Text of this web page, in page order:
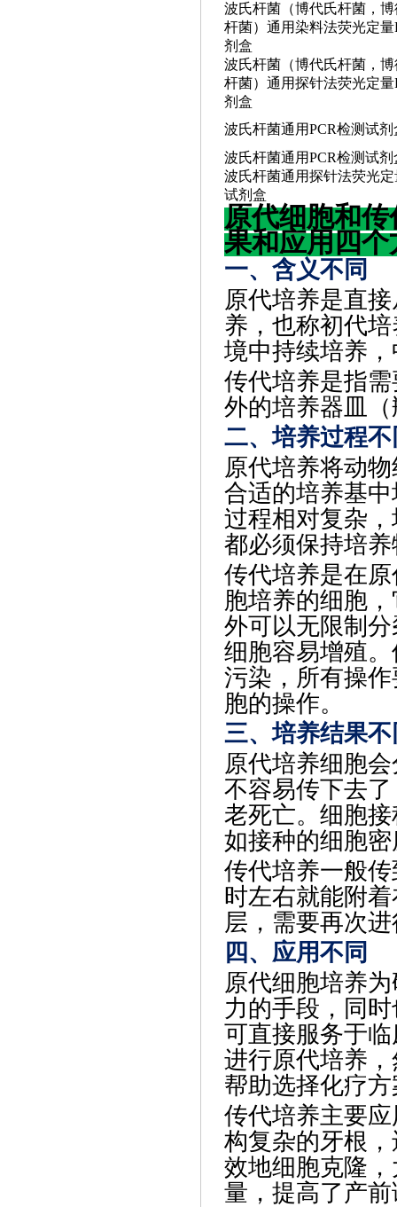
波氏杆菌（博代氏杆菌，
杆菌）通用染料法荧光定量
剂盒
波氏杆菌（博代氏杆菌，
杆菌）通用探针法荧光定量
剂盒
波氏杆菌通用PCR检测试剂
波氏杆菌通用PCR检测试
波氏杆菌通用探针法荧光定
试剂盒
原代细胞和
果和应用四
一、含义不同
原代培养是直
养，也称初代
境中持续培养
传代培养是指
外的培养器皿
二、培养过程不
原代培养将动
合适的培养基
过程相对复杂
都必须保持培
传代培养是在
胞培养的细胞
外可以无限制
细胞容易增殖
污染，所有操
胞的操作。
三、培养结果不
原代培养细胞
不容易传下去
老死亡。细胞
如接种的细胞
传代培养一般传
时左右就能附
层，需要再次
四、应用不同
原代细胞培养
力的手段，同
可直接服务于
进行原代培养
帮助选择化疗
传代培养主要
构复杂的牙根
效地细胞克隆
量，提高了产